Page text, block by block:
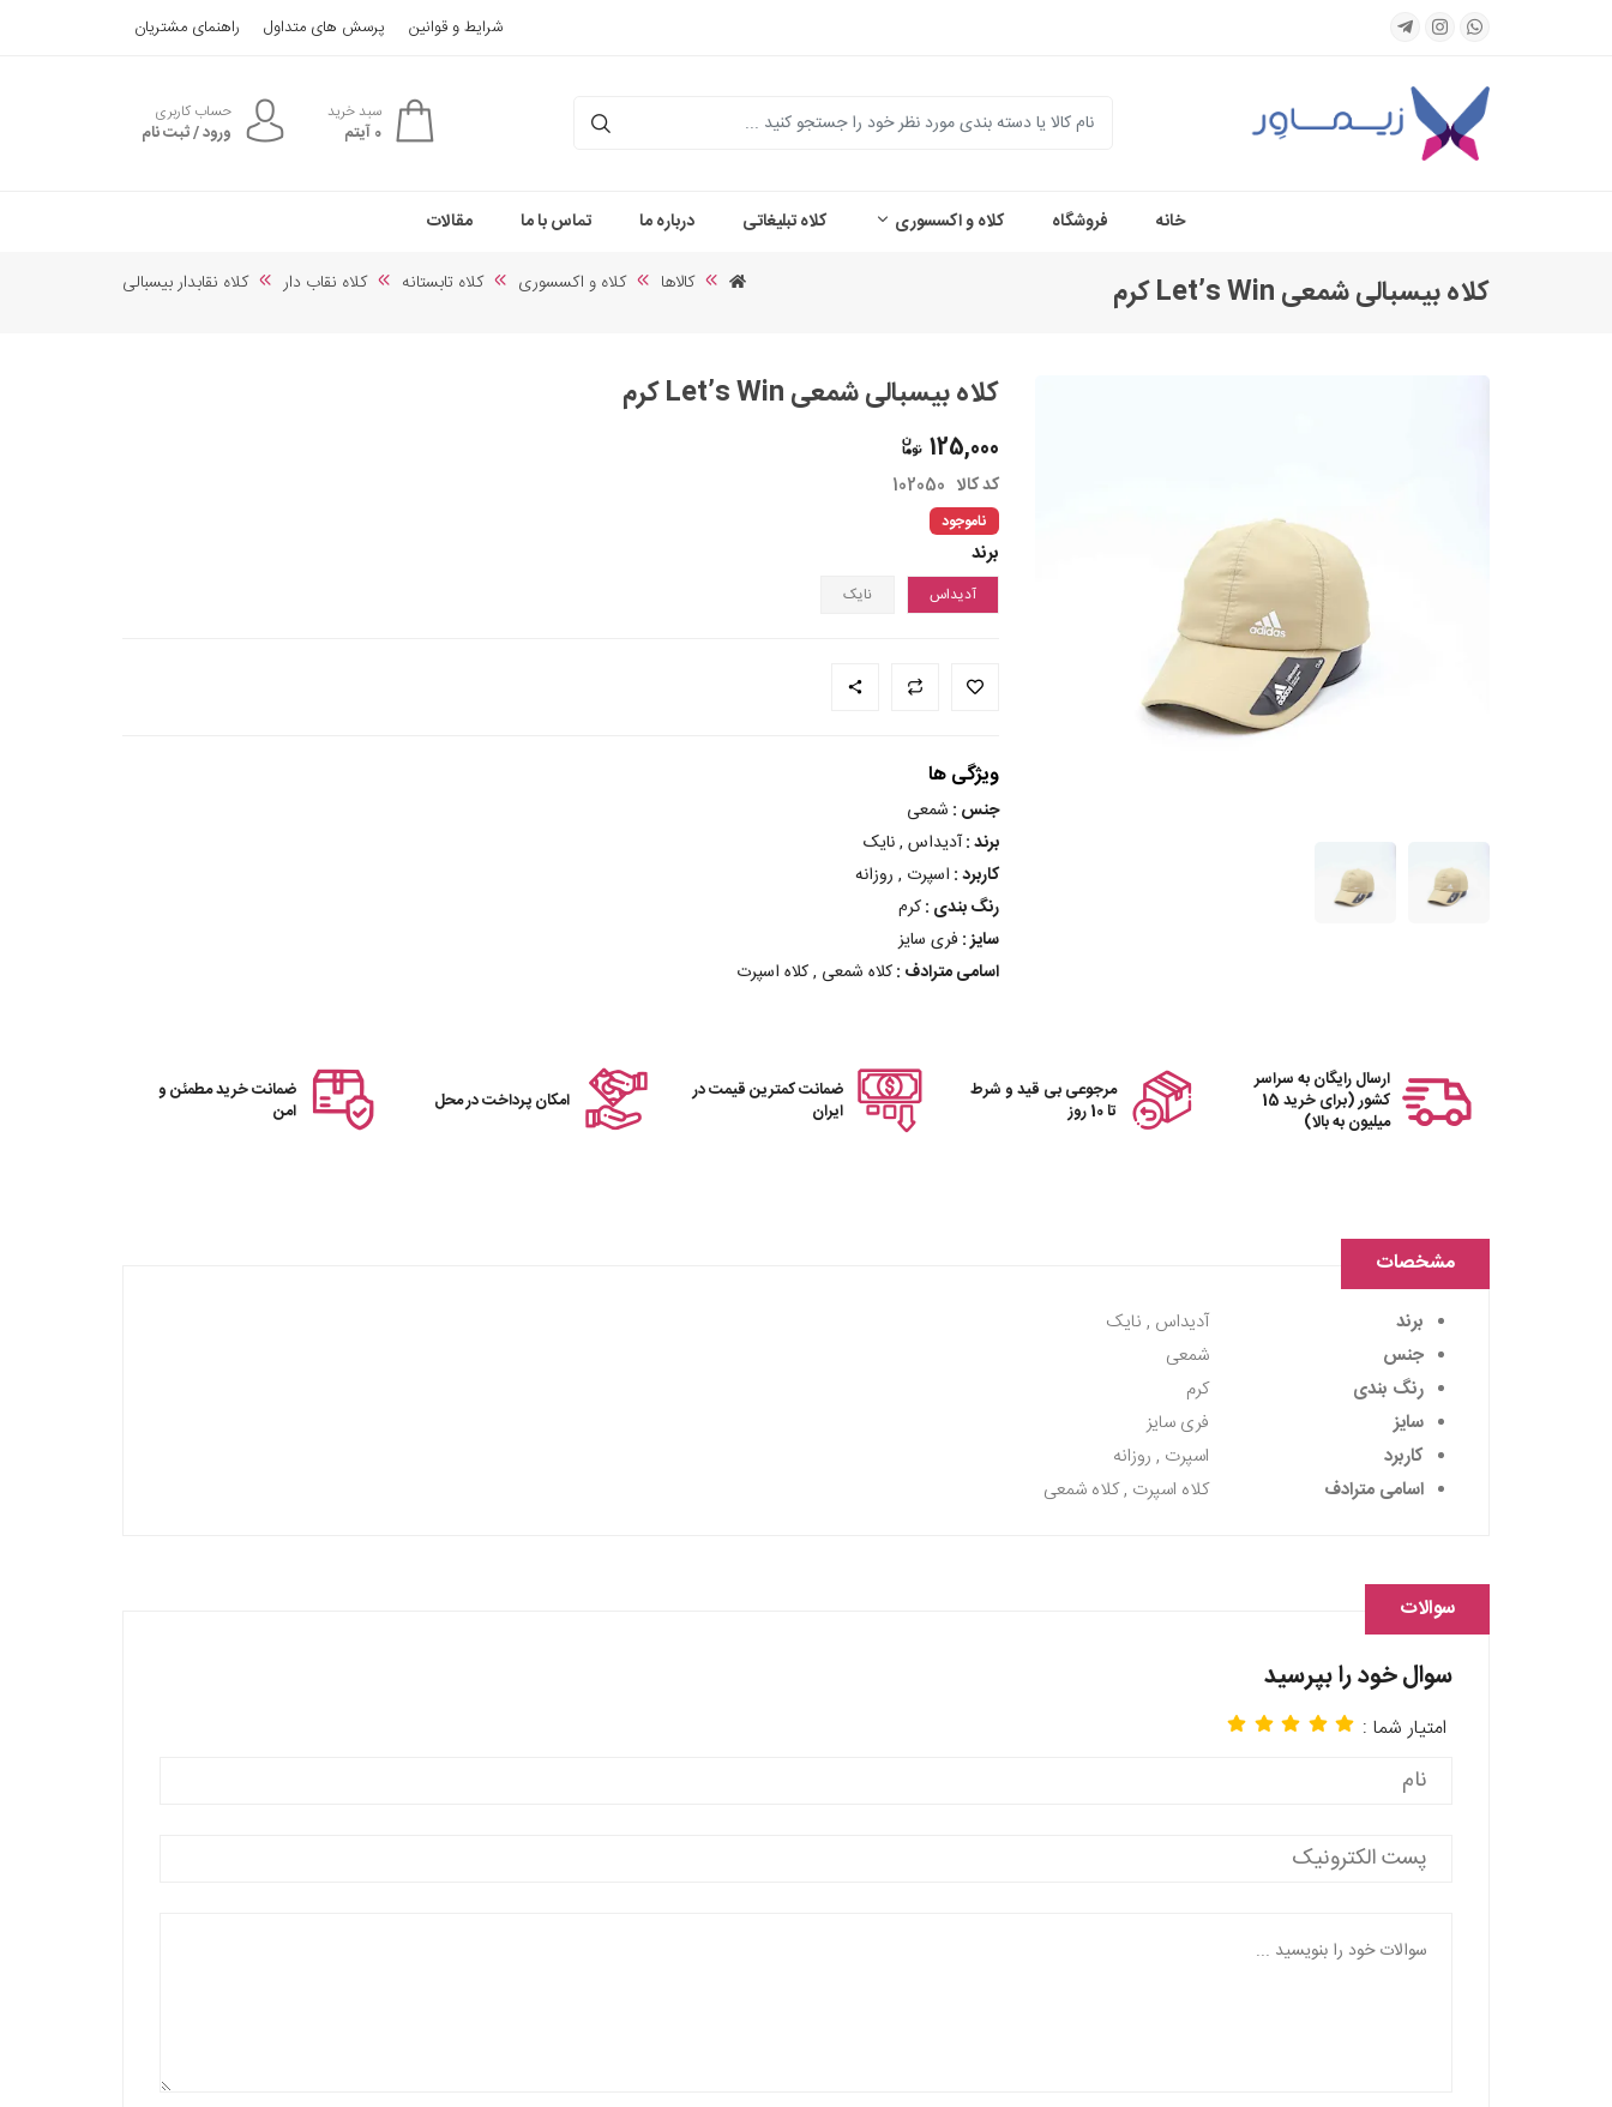
شرایط و قوانین پرسش های متداول راهنمای مشتریان
جستجو سبد خرید
0آیتم
حساب کاربری
ورود / ثبت نام
خانه فروشگاه کلاه و اکسسوری کلاه تبلیغاتی درباره ما تماس با ما مقالات
کلاه بیسبالی شمعی Let’s Win کرم کالاها کلاه و اکسسوری کلاه تابستانه کلاه نقاب دار کلاه نقابدار بیسبالی
کلاه بیسبالی شمعی Let’s Win کرم
125,000
کد کالا 102050
ناموجود
برند
آدیداس نایک
ویژگی ها
جنس : شمعی
برند :آدیداس , نایک
کاربرد : اسپرت , روزانه
رنگ بندی :کرم
سایز : فری سایز
اسامی مترادف :کلاه شمعی , کلاه اسپرت
ارسال رایگان به سراسر
کشور (برای خرید 15
میلیون به بالا)
مرجوعی بی قید و شرط
تا 10 روز
ضمانت کمترین قیمت در
ایران
امکان پرداخت در محل
ضمانت خرید مطمئن و
امن
مشخصات
برند
آدیداس , نایک
جنس
شمعی
رنگ بندی
کرم
سایز
فری سایز
کاربرد
اسپرت , روزانه
اسامی مترادف
کلاه اسپرت , کلاه شمعی
سوالات
سوال خود را بپرسید
امتیار شما :